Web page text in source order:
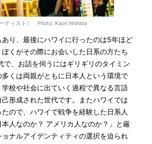
ティスト） Photo: Kaori Nishida
あり、最後にハワイに行ったのは5年ほど
くがその際にお会いした日系の方たち
で、お話を伺うにはギリギリのタイミン
くは両親がともに日本人という環境で
校や社会に出ていく過程で異なる言語
形成された世代です。またハワイでは
ので、ハワイで戦争を経験した日系人
人なのか？ アメリカ人なのか？」と厳
ョナルアイデンティティの選択を迫られ